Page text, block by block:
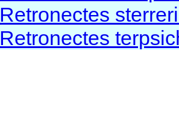
Retronectes
Retronectes